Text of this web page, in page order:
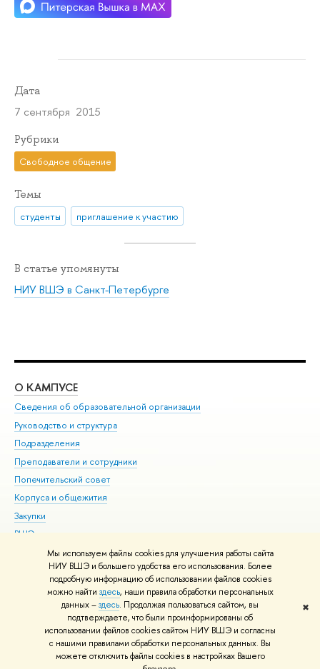
Мы используем файлы cookies для улучшения работы сайта
НИУ ВШЭ и большего удобства его использования. Более
подробную информацию об использовании файлов cookies
можно найти здесь, наши правила обработки персональных
данных –здесь. Продолжая пользоваться сайтом, вы
подтверждаете, что были проинформированы об
использовании файлов cookies сайтом НИУ ВШЭ и согласны
с нашими правилами обработки персональных данных. Вы
можете отключить файлы cookies в настройках Вашего
✖
Дата
7 сентября 2015
Рубрики
Свободное общение
Темы
студенты приглашение к участию
В статье упомянуты
НИУ ВШЭ в Санкт-Петербурге
О КАМПУСЕ
Сведения об образовательной организации
Руководство и структура
Подразделения
Преподаватели и сотрудники
Попечительский совет
Корпуса и общежития
Закупки
ВШЭ для студентов с ограниченными возможностями
здоровья и инвалидностью
Версия для слабовидящих
Единая платежная страница
© НИУ ВШЭ 1993–2026 Адреса и контакты Условия использования
материалов Политика конфиденциальности Карта сайта
Шрифты HSE Sans и HSE Slab разработаны вШколе дизайна НИУ ВШЭ